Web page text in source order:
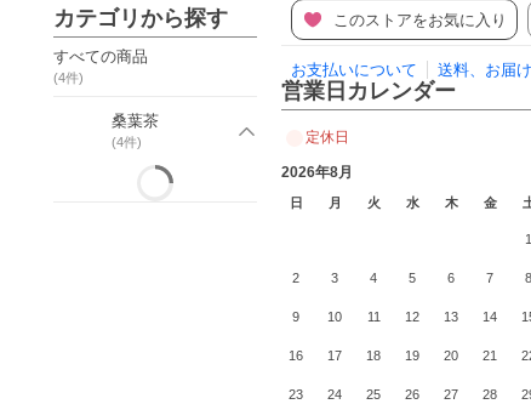
カテゴリから探す
すべての商品
(4件)
桑葉茶
(4件)
このストアをお気に入り
お支払いについて 送料、お届
営業日カレンダー
定休日
2026年8月
日 月 火 水 木 金
1
2 3 4 5 6 7 8
9 10 11 12 13 14
16 17 18 19 20 21
23 24 25 26 27 28